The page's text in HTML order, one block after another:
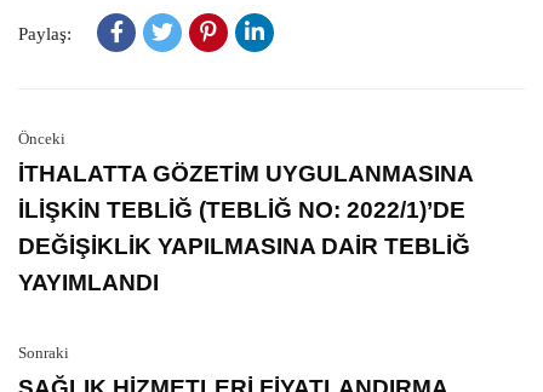
Paylaş:
Önceki
İTHALATTA GÖZETİM UYGULANMASINA
İLİŞKİN TEBLİĞ (TEBLİĞ NO: 2022/1)’DE
DEĞİŞİKLİK YAPILMASINA DAİR TEBLİĞ
YAYIMLANDI
Sonraki